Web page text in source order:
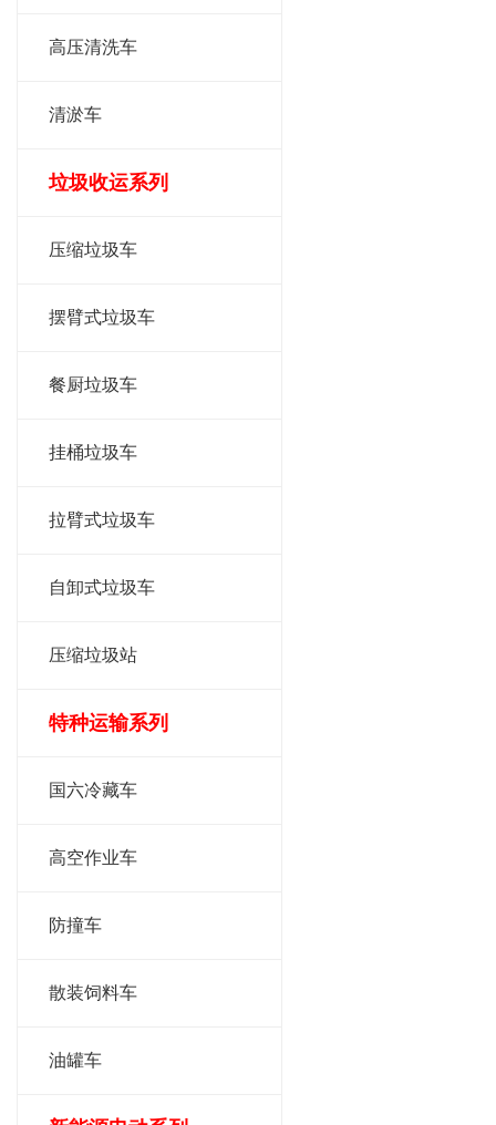
高压清洗车
清淤车
垃圾收运系列
压缩垃圾车
摆臂式垃圾车
餐厨垃圾车
挂桶垃圾车
拉臂式垃圾车
自卸式垃圾车
压缩垃圾站
特种运输系列
国六冷藏车
高空作业车
防撞车
散装饲料车
油罐车